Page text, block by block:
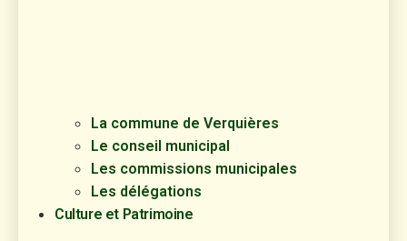
La commune de Verquières
Le conseil municipal
Les commissions municipales
Les délégations
Culture et Patrimoine